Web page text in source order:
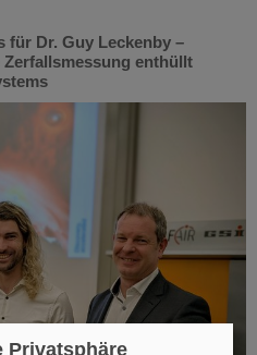
für Dr. Guy Leckenby –
enthüllt
Privatsphäre